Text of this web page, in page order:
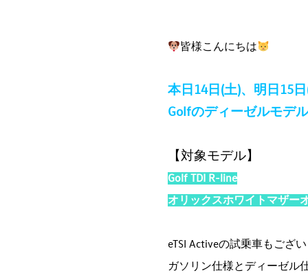
皆様こんにちは
本日14日(土)、明日15
Golfのディーゼルモデ
【対象モデル】
Golf TDI R-line
オリックスホワイトマザー
eTSI Activeの試乗車もござ
ガソリン仕様とディーゼル